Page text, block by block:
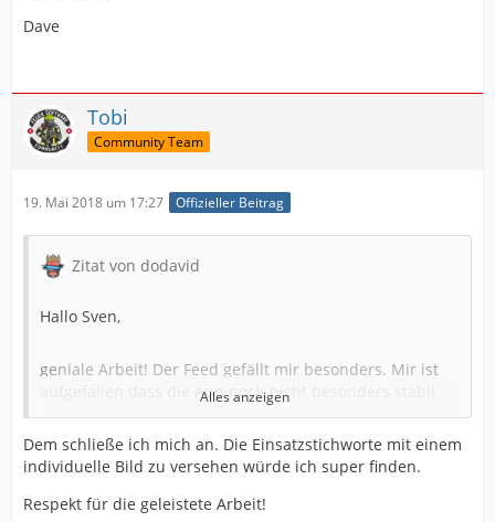
Dave
Tobi
Community Team
19. Mai 2018 um 17:27 Offizieller Beitrag
Zitat von dodavid
Hallo Sven,
geniale Arbeit! Der Feed gefällt mir besonders. Mir ist
aufgefallen dass die App noch nicht besonders stabil
läuft und öfters einfach abstürzt.
Wäre es möglich, dass die Einsatzstichworte mit einem
das Ganze noch übersichtlicher machen.
Alles anzeigen
Dem schließe ich mich an. Die Einsatzstichworte mit einem
individuelle Bild zu versehen würde ich super finden.
Respekt für die geleistete Arbeit!